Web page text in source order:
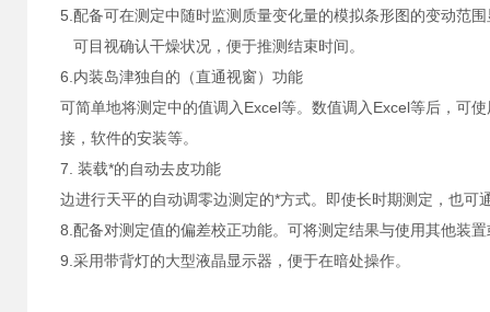
5.配备可在测定中随时监测质量变化量的模拟条形图的变动范
可目视确认干燥状况，便于推测结束时间。
6.内装岛津独自的（直通视窗）功能
可简单地将测定中的值调入Excel等。数值调入Excel等后，可
接，软件的安装等。
7. 装载*的自动去皮功能
边进行天平的自动调零边测定的*方式。即使长时期测定，也
8.配备对测定值的偏差校正功能。 可将测定结果与使用其他装
9.采用带背灯的大型液晶显示器，便于在暗处操作。